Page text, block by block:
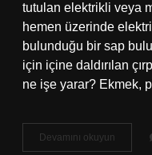
tutulan elektrikli veya
hemen üzerinde
bulunduğu bir sap
için içine daldırılan
ne işe yarar? Ekmek,
Devamını okuyun
Yoğurma